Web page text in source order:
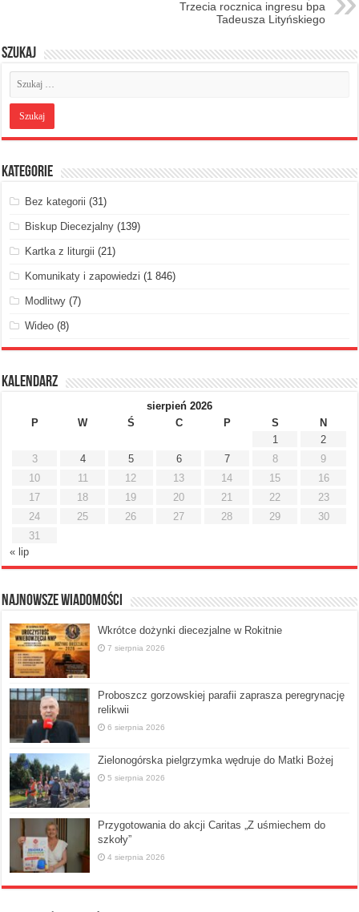
Trzecia rocznica ingresu bpa
Tadeusza Lityńskiego
Szukaj
Kategorie
Bez kategorii (31)
Biskup Diecezjalny (139)
Kartka z liturgii (21)
Komunikaty i zapowiedzi (1 846)
Modlitwy (7)
Wideo (8)
Kalendarz
sierpień 2026
P
W Ś C P S
N
1
2
3
4 5 6 7 8
9
10
11 12 13 14 15
16
17
18 19 20 21 22
23
24
25 26 27 28 29
30
31
« lip
Najnowsze Wiadomości
Wkrótce dożynki diecezjalne w Rokitnie
7 sierpnia 2026
Proboszcz gorzowskiej parafii zaprasza peregrynację
relikwii
6 sierpnia 2026
Zielonogórska pielgrzymka wędruje do Matki Bożej
5 sierpnia 2026
Przygotowania do akcji Caritas „Z uśmiechem do
szkoły”
4 sierpnia 2026